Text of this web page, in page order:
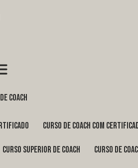
coach
curso de coach com
curso superior de coach curso de